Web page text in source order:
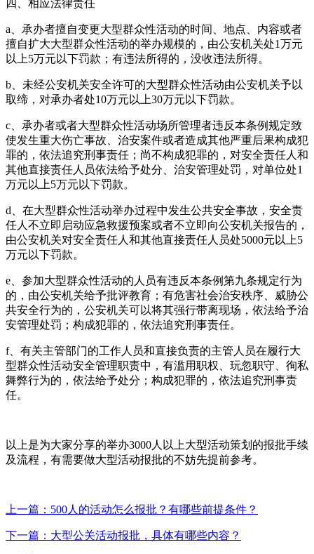
四、相应法律责任
a、承办者擅自变更大型群众性活动的时间、地点、内容或者
擅自扩大大型群众性活动的举办规模的，由公安机关处1万元
以上5万元以下罚款；有违法所得的，没收违法所得。
b、未经公安机关安全许可的大型群众性活动由公安机关予以
取缔，对承办者处10万元以上30万元以下罚款。
c、承办者或者大型群众性活动场所管理者违反本条例规定致
使发生重大伤亡事故、治安案件或者造成其他严重后果构成犯
罪的，依法追究刑事责任；尚不构成犯罪的，对安全责任人和
其他直接责任人员依法给予处分、治安管理处罚，对单位处1
万元以上5万元以下罚款。
d、在大型群众性活动举办过程中发生公共安全事故，安全责
任人不立即启动应急救援预案或者不立即向公安机关报告的，
由公安机关对安全责任人和其他直接责任人员处5000元以上5
万元以下罚款。
e、参加大型群众性活动的人员有违反本条例第九条规定行为
的，由公安机关给予批评教育；有危害社会治安秩序、威胁公
共安全行为的，公安机关可以将其强行带离现场，依法给予治
安管理处罚；构成犯罪的，依法追究刑事责任。
f、有关主管部门的工作人员和直接负责的主管人员在履行大
型群众性活动安全管理职责中，有滥用职权、玩忽职守、徇私
舞弊行为的，依法给予处分；构成犯罪的，依法追究刑事责
任。
以上是为大家分享的举办3000人以上大型活动策划的报批手续
及流程，有需要做大型活动报批的不妨先提前参考。
上一篇：500人的活动怎么报批？有哪些前提条件？
下一篇：大型公关活动报批，具体有哪些内容？